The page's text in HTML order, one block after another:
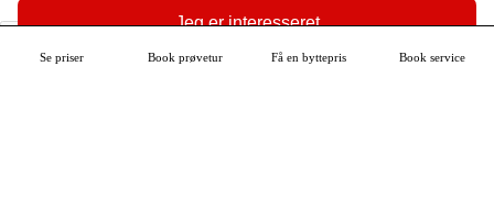
Se priser Book prøvetur Få en byttepris Book service
Jeg er interesseret
Se mere om din bil
Om Toyota